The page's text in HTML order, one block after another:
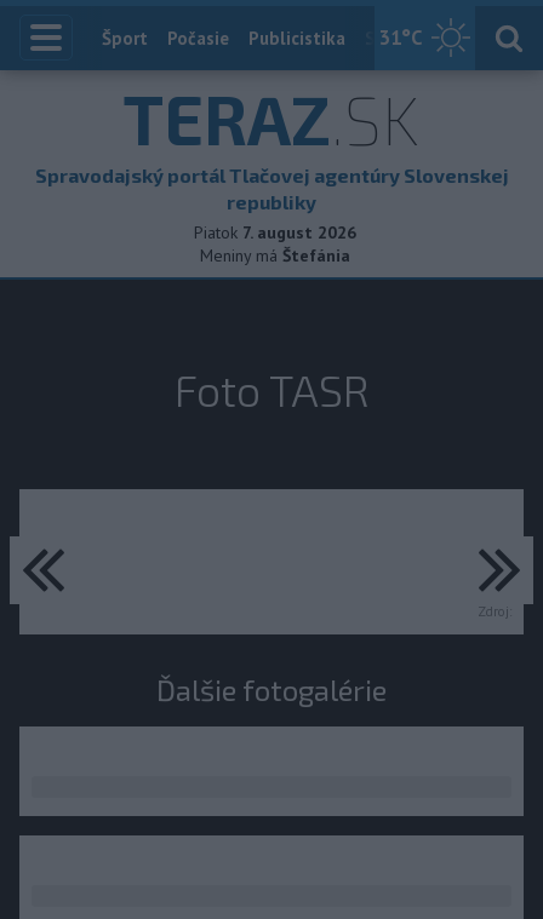
31°C
Index
Šport Počasie Publicistika Slovensko
TERAZ.SK
Spravodajský portál Tlačovej agentúry Slovenskej
republiky
Piatok 7. august 2026
Meniny má Štefánia
Foto TASR
Zdroj:
predchádzajúce
Ďalšie fotogalérie